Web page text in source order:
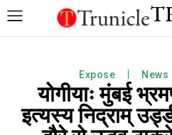
Expose News
योगीयाः मुंबई
इत्यस्य निद्राम्